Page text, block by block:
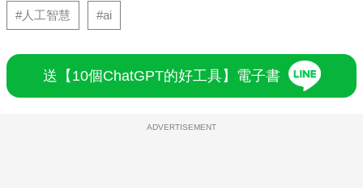
#人工智慧 #ai
送【10個ChatGPT的好工具】電子書
ADVERTISEMENT